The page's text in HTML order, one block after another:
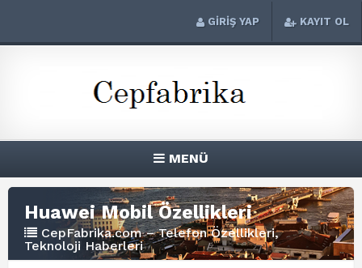
GİRİŞ YAP KAYIT OL
MENÜ
Huawei Mobil Özellikleri
CepFabrika.com – Telefon Özellikleri,
Teknoloji Haberleri